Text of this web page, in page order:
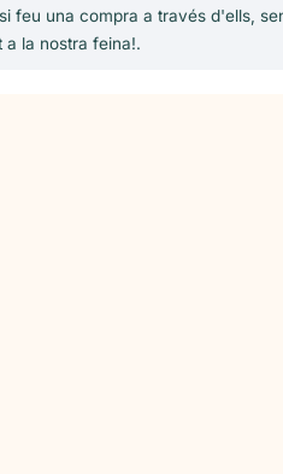
feu una compra a través d'ells,
la nostra feina!.